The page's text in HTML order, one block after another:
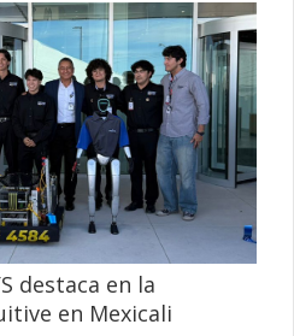
destaca en la
en Mexicali